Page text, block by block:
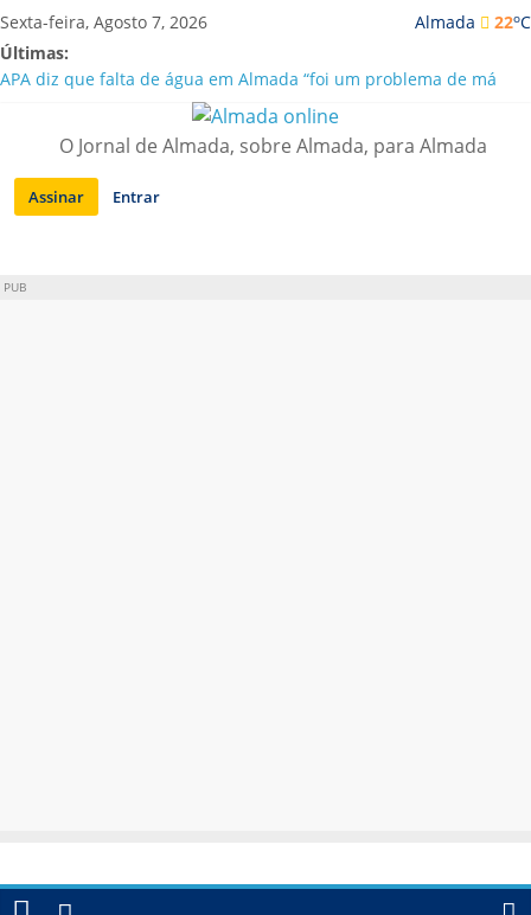
Saltar
para
conteúdo
Almada 22oC
Sexta-feira, Agosto 7, 2026
Últimas:
APA diz que falta de água em Almada “foi um problema de má
Laranjeiro | Cultura pop asiática invade a Casa Amarela
Ponte 25 de Abril celebra 60 anos com programa cultural entre
Lisboa e Almada
Situação de alerta em Almada renovada até final de Agosto
O Jornal de Almada, sobre Almada, para Almada
Assinar Entrar
PUB